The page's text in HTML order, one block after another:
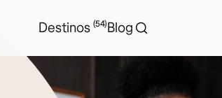
Destinos (54)Blog